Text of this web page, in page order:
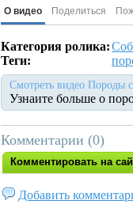
О видео Поделиться
Категория ролика:
Теги:
Смотреть видео Породы
Узнаите больше о
Комментарии (0)
Комментировать на
Добавить